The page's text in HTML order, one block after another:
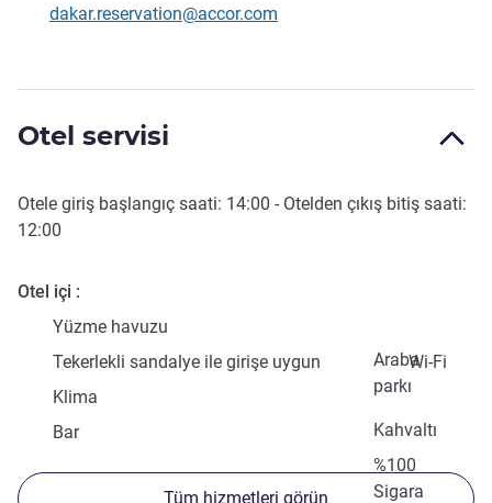
İletişim için e-posta
dakar.reservation@accor.com
Otel servisi
Otele giriş başlangıç saati: 14:00 - Otelden çıkış bitiş saati:
12:00
Otel içi
Yüzme havuzu
Araba
parkı
Tekerlekli sandalye ile girişe uygun
Wi-Fi
Klima
Kahvaltı
Bar
%100
Sigara
Tüm hizmetleri görün